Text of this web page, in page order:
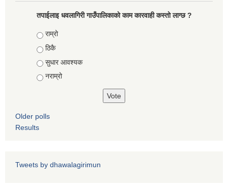
तपाईलाइ धवलागिरी गाउँपालिकाको काम कारवाही कस्तो लाग्छ ?
Choices
राम्रो
ठिकै
सुधार आवश्यक
नराम्रो
Older polls
Results
Tweets by dhawalagirimun